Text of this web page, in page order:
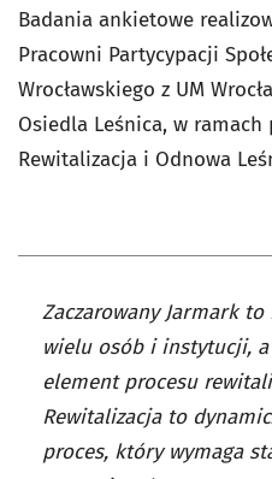
Badania ankietowe
Pracowni Partycypacji
Wrocławskiego z UM
Osiedla Leśnica, w ramach
Rewitalizacja i Odnowa
Zaczarowany Jarmark to
wielu osób i instytucji, a
element procesu
Rewitalizacja to
proces, który wymaga